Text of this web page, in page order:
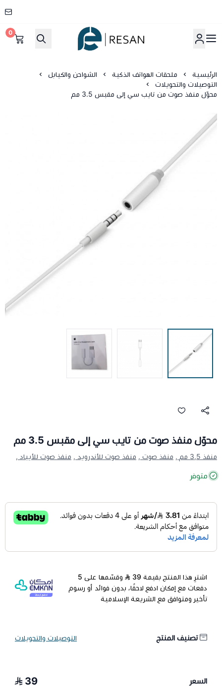
شركة ريسان
0
الرئيسية ملحقات الهواتف الذكية
الشواحن والكيابل
التوصيلات والتحويلات
محوّل منفذ صوت من تايب سي إلى مقبس 3.5 مم
محوّل منفذ صوت من تايب سي إلى مقبس 3.5 مم
منفذ 3,5 مم , منفذ صوت , منفذ صوت للأندرويد , منفذ صوت للأيباد ,
متوفر
اشترِ هذا المنتج بقيمة 39
وقسّمها على 5
دفعات مع إمكان ادفع لاحقًا، بدون فوائد أو رسوم
تأخير ومتوافق مع الشريعة الإسلامية
تصنيف المنتج التوصيلات والتحويلات
السعر 39